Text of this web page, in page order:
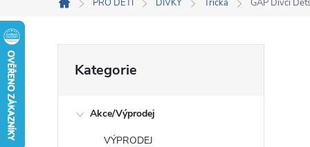
Domů
PRO DĚTI DÍVKY Trička GAP Dívčí
kategorie
Kategorie
Akce/Výprodej
VÝPRODEJ